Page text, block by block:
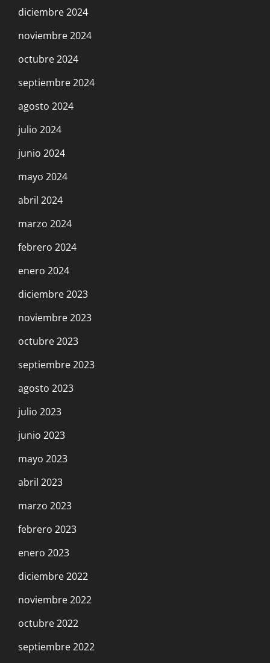
diciembre 2024
noviembre 2024
octubre 2024
septiembre 2024
agosto 2024
julio 2024
junio 2024
mayo 2024
abril 2024
marzo 2024
febrero 2024
enero 2024
diciembre 2023
noviembre 2023
octubre 2023
septiembre 2023
agosto 2023
julio 2023
junio 2023
mayo 2023
abril 2023
marzo 2023
febrero 2023
enero 2023
diciembre 2022
noviembre 2022
octubre 2022
septiembre 2022